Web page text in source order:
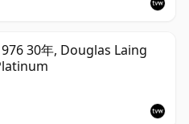
30年, Douglas Laing